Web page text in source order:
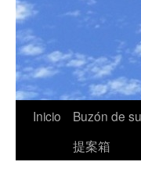
Inicio
Buzón de
提案箱